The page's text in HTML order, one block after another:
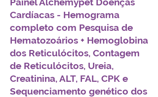
Cardíacas - Hemograma
completo com Pesquisa de
Hematozoários + Hemoglobina
dos Reticulócitos, Contagem
de Reticulócitos, Ureia,
Creatinina, ALT, FAL, CPK e
Sequenciamento genético dos